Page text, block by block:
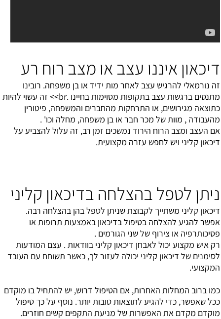
דיכאון איננו עצב או מצב רוח רע
זה נורמאלי להרגיש עצב לאחר מות ידיד או בן משפחה. רובינו
מתנסים ברגשות עצב בתקופות מסוימות בחיינו .br>> זה עשוי להיות
כתוצאה מגירושים, או התרחקות מהחברים והמשפחה, פיטורין
מהעבודה , מוות של מכר חבר או בן משפחה, מחלה וכו' .
אם העצב ומצב הרוח הירוד נמשכים זמן רב, זה עלול להצביע על
דיכאון קליני ויש לחפש עזרה מקצועית.
ניתן לטפל בהצלחה בדיכאון קליני
דיכאון קליני משתייך לקבוצת שניתן לטפל בהן בהצלחה רבה.
אפשר להגיע להצלחה בטיפול בדיכאון באמצעות תרופות או
פסיכותרפיה או צירוף של שני הגורמים .
רק איש מקצוע יכול לאבחן דיכאון קליני בוודאות . עצם המודעות
לסימנים של דיכאון קליני יכולה לעזור לך, כאשר תשוחח עם העובד
המקצועי.
כמו ברוב המחלות האחרות, אם הטיפול דרוש, יש להתחיל בו מוקדם
ככל שאפשר, כדי להגיע לתוצאות טובות יותר. נוסף על כך טיפול
מוקדם מקדם את האפשרות של מניעת התקפים קשים חוזרים.